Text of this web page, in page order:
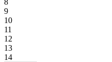
8
9
10
11
12
13
14